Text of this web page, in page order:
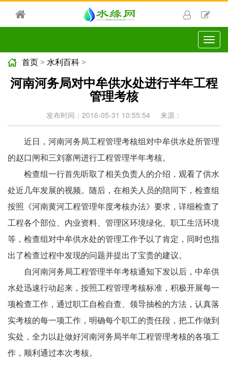
切
换
首页 > 水利百科 >
河南河务局对中牟供水处进行半年工程
管理考核
发布时间：2016-05-31 10:55:54 来源：
近日，河南河务局工程管理考核组对中牟供水处所管理
的赵口闸和三刘寨闸进行工程管理半年考核。
检查组一行首先听取了相关负责人的介绍，观看了供水
处近几年发展的视频。随后，在相关人员的陪同下，检查组
按照《河南黄河工程管理年度考核办法》要求，详细检查了
工程各个部位、内业资料、管理区环境绿化、职工生活环境
等，检查组对中牟供水处的管理工作予以了肯定，同时也指
出了检查过程中发现的问题并提出了宝贵的建议。
自河南河务局工程管理半年考核通知下发以后，中牟供
水处迅速行动起来，按照工程管理考核标准，积极开展每一
项检查工作，通过职工自检自查、领导抽检的方法，认真落
实考核的每一项工作，明确每个职工的责任段，把工作做到
实处，全力以赴做好河南河务局半年工程管理考核的各项工
作，顺利通过本次考核。